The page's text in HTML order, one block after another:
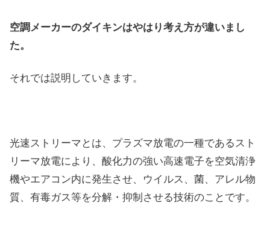
空調メーカーのダイキンはやはり考え方が違いまし
た。
それでは説明していきます。
光速ストリーマとは、プラズマ放電の一種であるスト
リーマ放電により、酸化力の強い高速電子を空気清浄
機やエアコン内に発生させ、ウイルス、菌、アレル物
質、有毒ガス等を分解・抑制させる技術のことです。